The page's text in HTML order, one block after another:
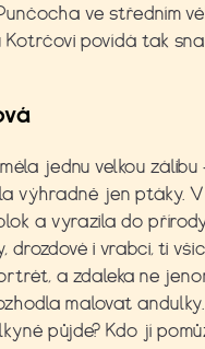
ve středním
Kotrčovi povídá tak
jednu velkou zálibu
výhradně jen ptáky.
a vyrazila do
drozdové i vrabci, ti
a zdaleka ne
malovat
půjde? Kdo jí